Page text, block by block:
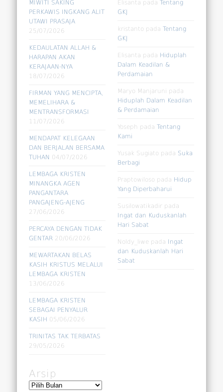
MIWITI SAKING
PERKAWIS INGKANG ALIT
UTAWI PRASAJA
25/07/2026
KEDAULATAN ALLAH &
HARAPAN AKAN
KERAJAAN-NYA
18/07/2026
FIRMAN YANG MENCIPTA,
MEMELIHARA &
MENTRANSFORMASI
11/07/2026
MENDAPAT KELEGAAN
DAN BERJALAN BERSAMA
TUHAN 04/07/2026
LEMBAGA KRISTEN
MINANGKA AGEN
PANGANTARA
PANGAJENG-AJENG
27/06/2026
PERCAYA DENGAN TIDAK
GENTAR 20/06/2026
MEWARTAKAN BELAS
KASIH KRISTUS MELALUI
LEMBAGA KRISTEN
13/06/2026
LEMBAGA KRISTEN
SEBAGAI PENYALUR
KASIH 05/06/2026
TRINITAS TAK TERBATAS
29/05/2026
Elisanta padaTentang
GKJ
kristanto padaTentang
GKJ
Elisanta pada Hiduplah
Dalam Keadilan &
Perdamaian
Maryo Manjaruni pada
Hiduplah Dalam Keadilan
& Perdamaian
Yoseph padaTentang
Kami
Yusak Sugiato pada Suka
Berbagi
Praptowiloso pada Hidup
Yang Diperbaharui
Susilowatikadir pada
Ingat dan Kuduskanlah
Hari Sabat
Noldy_liwe pada
Ingat
dan Kuduskanlah Hari
Sabat
Arsip
Arsip